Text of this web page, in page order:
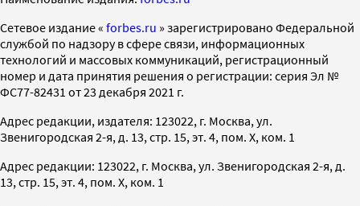
Cетевое издание « forbes.ru » зарегистрировано Федеральной
службой по надзору в сфере связи, информационных
технологий и массовых коммуникаций, регистрационный
номер и дата принятия решения о регистрации: серия Эл №
ФС77-82431 от 23 декабря 2021 г.
Адрес редакции, издателя: 123022, г. Москва, ул.
Звенигородская 2-я, д. 13, стр. 15, эт. 4, пом. X, ком. 1
Адрес редакции: 123022, г. Москва, ул. Звенигородская 2-я, д.
13, стр. 15, эт. 4, пом. X, ком. 1